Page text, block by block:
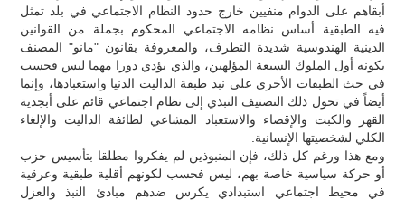
أبقاهم على الدوام منفيين خارج حدود النظام الاجتماعي في بلد تمثل
فيه الطبقية أساس نظامه الاجتماعي المحكوم بجملة من القوانين
الدينية الهندوسية شديدة التطرف، والمعروفة بقانون "مانو" المصنف
بكونه أول الملوك السبعة المؤلهين، والذي يؤدي دورا مهما ليس فحسب
في حث الطبقات الأخرى على نبذ طبقة الداليت الدنيا واستعبادها، وإنما
أيضاً في تحول ذلك التصنيف النبذي إلى نظام اجتماعي قائم على أبجدية
القهر والكبت والإقصاء والاستعباد المشاعي لطائفة الداليت والإلغاء
الكلي لشخصيتها الإنسانية.
ومع هذا ورغم كل ذلك، فإن المنبوذين لم يفكروا مطلقا بتأسيس حزب
أو حركة سياسية خاصة بهم، ليس فحسب لكونهم أقلية طبقية وعرقية
في محيط اجتماعي استبدادي يكرس ضدهم مبادئ النبذ والعزل